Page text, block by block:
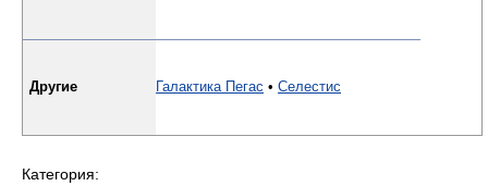
Другие Галактика Пегас • Селестис
Категория: